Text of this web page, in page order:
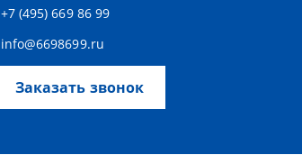
+7 (495) 669 86 99
info@6698699.ru
Заказать звонок